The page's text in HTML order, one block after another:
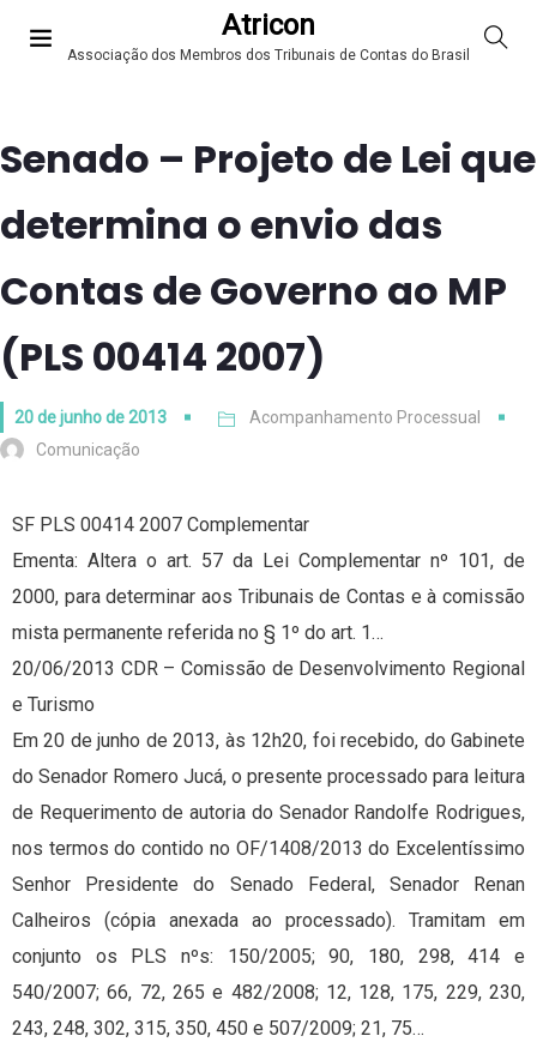
Atricon
Associação dos Membros dos Tribunais de Contas do Brasil
Senado – Projeto de Lei que
determina o envio das
Contas de Governo ao MP
(PLS 00414 2007)
20 de junho de 2013
Acompanhamento Processual
Comunicação
SF PLS 00414 2007 Complementar
Ementa: Altera o art. 57 da Lei Complementar nº 101, de
2000, para determinar aos Tribunais de Contas e à comissão
mista permanente referida no § 1º do art. 1…
20/06/2013 CDR – Comissão de Desenvolvimento Regional
e Turismo
Em 20 de junho de 2013, às 12h20, foi recebido, do Gabinete
do Senador Romero Jucá, o presente processado para leitura
de Requerimento de autoria do Senador Randolfe Rodrigues,
nos termos do contido no OF/1408/2013 do Excelentíssimo
Senhor Presidente do Senado Federal, Senador Renan
Calheiros (cópia anexada ao processado). Tramitam em
conjunto os PLS nºs: 150/2005; 90, 180, 298, 414 e
540/2007; 66, 72, 265 e 482/2008; 12, 128, 175, 229, 230,
243, 248, 302, 315, 350, 450 e 507/2009; 21, 75…